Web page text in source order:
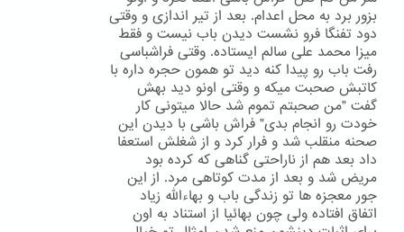
بزور برد به محل اعدام. بعد از تیر اندازی و وقتی
دود تفنگا فرو نشست دیدن باب نیست و فقط
میزا محمد علی سالم ایستاده. وقتی فراشباسی
رفت باب رو پیدا کنه دید تو همون حجره داره با
کاتبش صحبت میکه و وقتی اونو دید بهش
گفت "من صحبتم تموم شد حالا میتونی کار
خودت رو انجام بدی" فراش باشی با دیدن این
صحنه منقلب شد و فرار کرد و از شغلش استعفا
داد بعد هم از ناراحتی گناهی که کرده بود
مریض شد و بعد از مدت کوتاهی مرد. از این
جور معجزه ها تو زندگی باب و بهاءالله زیاد
اتفاق افتاده ولی چون بهائیا از استناد به اون